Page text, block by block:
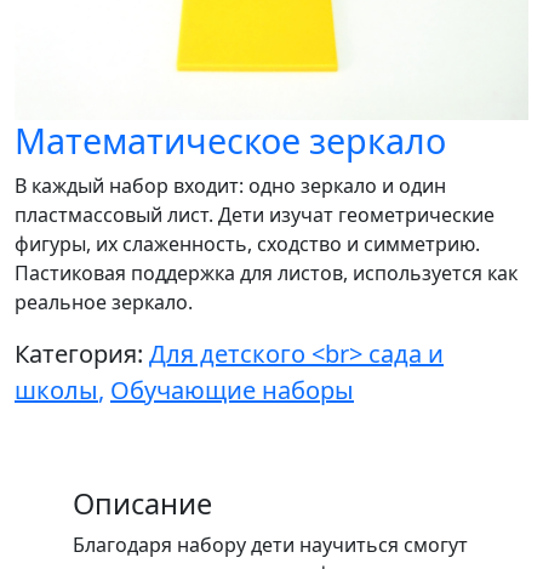
Математическое зеркало
В каждый набор входит: одно зеркало и один
пластмассовый лист. Дети изучат геометрические
фигуры, их слаженность, сходство и симметрию.
Пастиковая поддержка для листов, используется как
реальное зеркало.
Категория: Для детского <br> сада и
школы, Обучающие наборы
Описание
Благодаря набору дети научиться смогут